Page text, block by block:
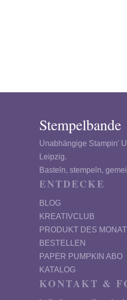
Stempelbande
Unabhängige Stampin'
Leipzig.
Basteln, stempeln,
ENTDECKE
BLOG
KREATIVCLUB
PRODUKT DES
BESTELLEN
PAPER PUMPKIN ABO
KATALOG
KONTAKT &